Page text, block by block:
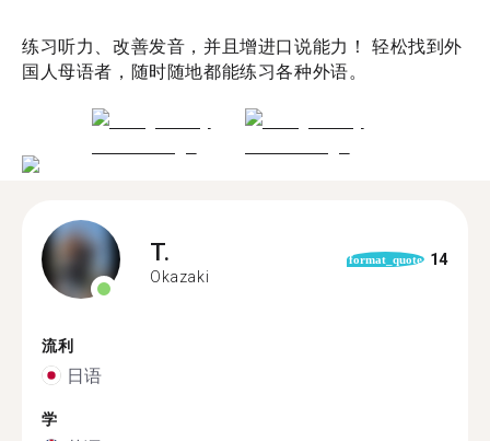
练习听力、改善发音，并且增进口说能力！ 轻松找到外
国人母语者，随时随地都能练习各种外语。
T.
Okazaki
format_quote 14
流利
日语
学